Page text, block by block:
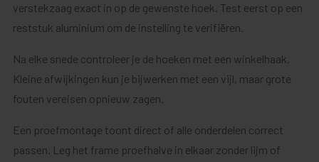
verstekzaag exact in op de gewenste hoek. Test eerst op een
reststuk aluminium om de instelling te verifiëren.
Na elke snede controleer je de hoeken met een winkelhaak.
Kleine afwijkingen kun je bijwerken met een vijl, maar grote
fouten vereisen opnieuw zagen.
Een proefmontage toont direct of alle onderdelen correct
passen. Leg het frame proefhalve in elkaar zonder lijm of